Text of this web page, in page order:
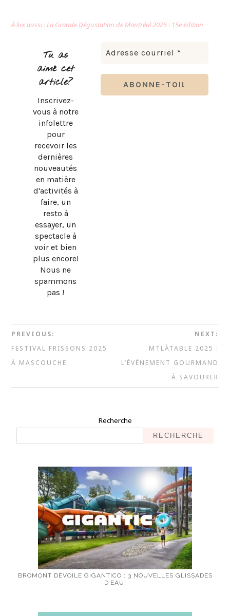
À lire aussi : La Grande Dégustation de Montréal 2025 : 15e édition
Tu as
aimé cet
article?
Inscrivez-
vous à notre
infolettre
pour
recevoir les
dernières
nouveautés
en matière
d'activités à
faire, un
resto à
essayer, un
spectacle à
voir et bien
plus encore!
Nous ne
spammons
pas !
PREVIOUS:
FESTIVAL FRISSONS 2025
À MASCOUCHE
NEXT:
MTLÀTABLE 2025 :
L’ÉVÉNEMENT GOURMAND
À SAVOURER
Recherche
RECHERCHE
BROMONT DÉVOILE GIGANTICO : 3 NOUVELLES GLISSADES
D’EAU!